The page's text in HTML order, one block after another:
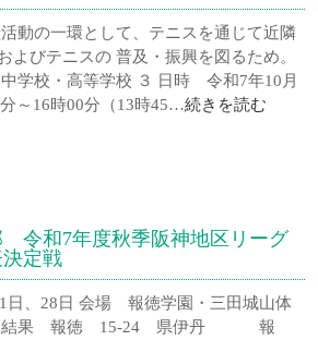
動の一環として、テニスを通じて近隣
よびテニスの 普及・振興を図るため。
学校・高等学校 ３ 日時 令和7年10月
～16時00分（13時45…続きを読む
令和7年度秋季阪神地区リーグ
定戦
日、28日 会場 報徳学園・三田城山体
校 結果 報徳 15-24 県伊丹 報